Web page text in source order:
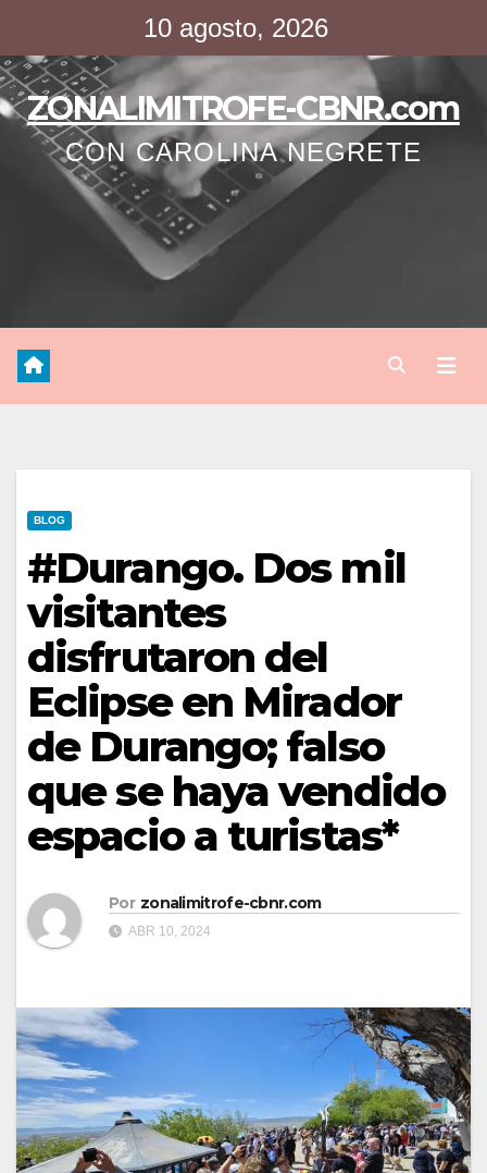
contenido
10 agosto, 2026
ZONALIMITROFE-CBNR.com
CON CAROLINA NEGRETE
BLOG
#Durango. Dos mil
visitantes
disfrutaron del
Eclipse en Mirador
de Durango; falso
que se haya vendido
espacio a turistas*
Por zonalimitrofe-cbnr.com
ABR 10, 2024